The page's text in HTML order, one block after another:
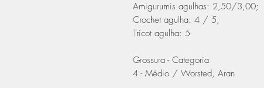
Amigurumis agulhas: 2,50/3,00;
Crochet agulha: 4 / 5;
Tricot agulha: 5
Grossura - Categoria
4 - Médio / Worsted, Aran